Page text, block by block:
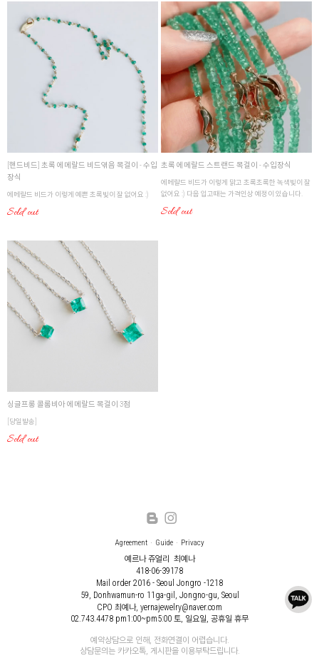
[핸드비드] 초록 에메랄드 비드엮음 목걸이 - 수입
장식
에메랄드 비드가 이렇게 예쁜 초록빛이 잘 없어요 :)
Sold out
초록 에메랄드 스트랜드 목걸이 - 수입장식
에메랄드 비드가 이렇게 맑고 초록초록한 녹색빛이 잘
없어요 :) 다음 입고때는 가격인상 예정이 있습니다.
Sold out
싱글프롱 콜롬비아 에메랄드 목걸이 3점
[당일발송]
Sold out
Agreement Guide Privacy
예르나 쥬얼리 최예나
418-06-39178
Mail order 2016 - Seoul Jongro -1218
59, Donhwamun-ro 11ga-gil, Jongno-gu, Seoul
CPO 최예나, yernajewelry@naver.com
02.743.4478 pm1:00~pm5:00 토, 일요일, 공휴일 휴무
예약상담으로 인해, 전화연결이 어렵습니다.
상담문의는 카카오톡, 게시판을 이용부탁드립니다.